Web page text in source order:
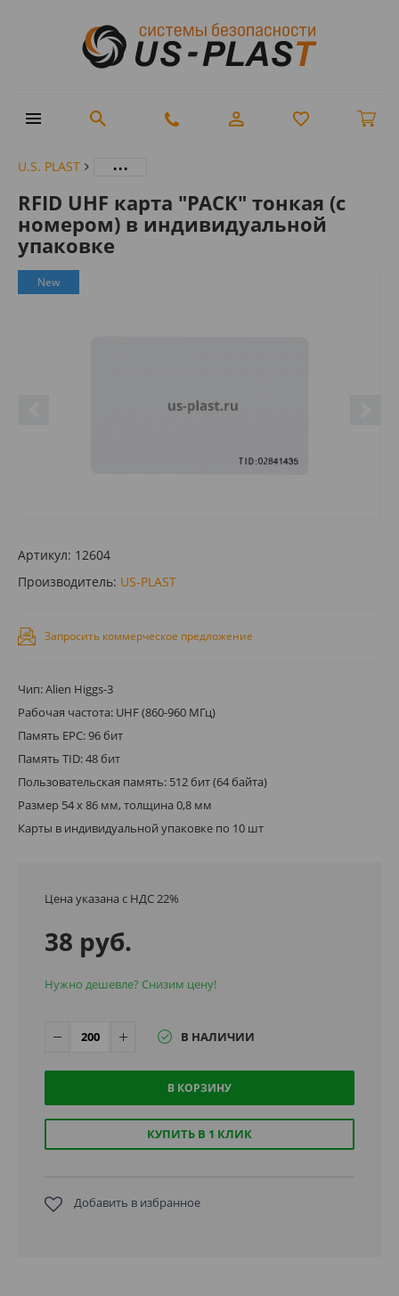
U.S. PLAST ...
RFID UHF карта "PACK" тонкая (с
номером) в индивидуальной
упаковке
New
Артикул: 12604
Производитель: US-PLAST
Запросить коммерческое предложение
Чип: Alien Higgs-3
Рабочая частота: UHF (860-960 МГц)
Память EPC: 96 бит
Память TID: 48 бит
Пользовательская память: 512 бит (64 байта)
Размер 54 х 86 мм, толщина 0,8 мм
Карты в индивидуальной упаковке по 10 шт
Цена указана с НДС 22%
38 руб.
Нужно дешевле? Снизим цену!
В НАЛИЧИИ
В КОРЗИНУ
КУПИТЬ В 1 КЛИК
Добавить в избранное